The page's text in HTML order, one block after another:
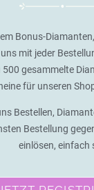
Bonus-
mit jeder
gesammelte
für unseren
Bestellen,
Bestellung
einlösen, einfach